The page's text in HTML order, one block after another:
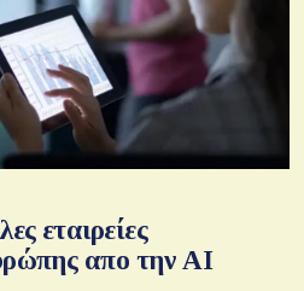
εταιρείες
απο την AI